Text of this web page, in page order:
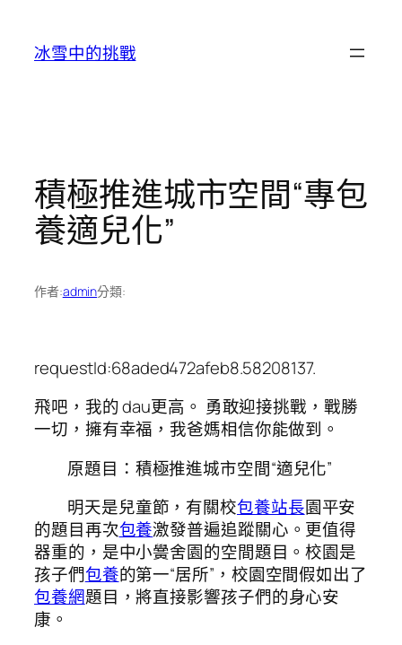
冰雪中的挑戰
積極推進城市空間“專包
養適兒化”
作者:admin分類:
requestId:68aded472afeb8.58208137.
飛吧，我的 dau更高。 勇敢迎接挑戰，戰勝
一切，擁有幸福，我爸媽相信你能做到。
原題目：積極推進城市空間“適兒化”
明天是兒童節，有關校包養站長園平安
的題目再次包養激發普遍追蹤關心。更值得
器重的，是中小黌舍園的空間題目。校園是
孩子們包養的第一“居所”，校園空間假如出了
包養網題目，將直接影響孩子們的身心安
康。